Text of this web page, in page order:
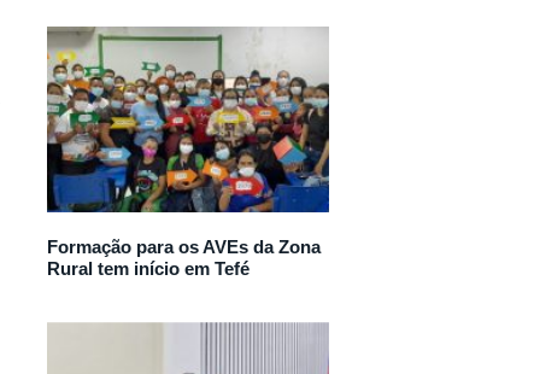
Formação para os AVEs da Zona
Rural tem início em Tefé